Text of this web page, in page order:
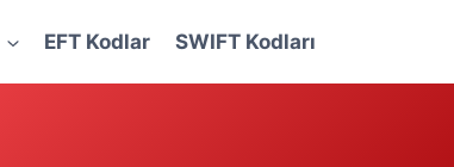
EFT Kodlar SWIFT Kodları